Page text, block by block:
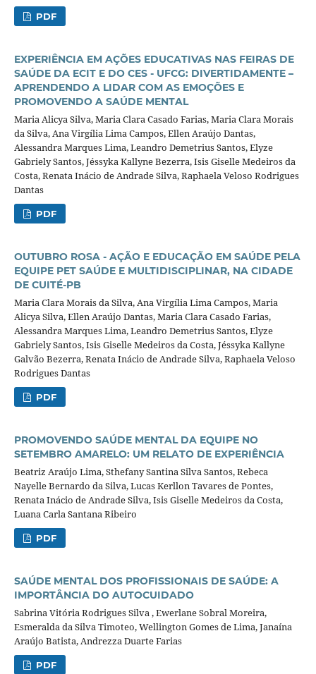
PDF
EXPERIÊNCIA EM AÇÕES EDUCATIVAS NAS FEIRAS DE
SAÚDE DA ECIT E DO CES - UFCG: DIVERTIDAMENTE –
APRENDENDO A LIDAR COM AS EMOÇÕES E
PROMOVENDO A SAÚDE MENTAL
Maria Alicya Silva, Maria Clara Casado Farias, Maria Clara Morais
da Silva, Ana Virgília Lima Campos, Ellen Araújo Dantas,
Alessandra Marques Lima, Leandro Demetrius Santos, Elyze
Gabriely Santos, Jéssyka Kallyne Bezerra, Isis Giselle Medeiros da
Costa, Renata Inácio de Andrade Silva, Raphaela Veloso Rodrigues
Dantas
PDF
OUTUBRO ROSA - AÇÃO E EDUCAÇÃO EM SAÚDE PELA
EQUIPE PET SAÚDE E MULTIDISCIPLINAR, NA CIDADE
DE CUITÉ-PB
Maria Clara Morais da Silva, Ana Virgília Lima Campos, Maria
Alicya Silva, Ellen Araújo Dantas, Maria Clara Casado Farias,
Alessandra Marques Lima, Leandro Demetrius Santos, Elyze
Gabriely Santos, Isis Giselle Medeiros da Costa, Jéssyka Kallyne
Galvão Bezerra, Renata Inácio de Andrade Silva, Raphaela Veloso
Rodrigues Dantas
PDF
PROMOVENDO SAÚDE MENTAL DA EQUIPE NO
SETEMBRO AMARELO: UM RELATO DE EXPERIÊNCIA
Beatriz Araújo Lima, Sthefany Santina Silva Santos, Rebeca
Nayelle Bernardo da Silva, Lucas Kerllon Tavares de Pontes,
Renata Inácio de Andrade Silva, Isis Giselle Medeiros da Costa,
Luana Carla Santana Ribeiro
PDF
SAÚDE MENTAL DOS PROFISSIONAIS DE SAÚDE: A
IMPORTÂNCIA DO AUTOCUIDADO
Sabrina Vitória Rodrigues Silva , Ewerlane Sobral Moreira,
Esmeralda da Silva Timoteo, Wellington Gomes de Lima, Janaína
Araújo Batista, Andrezza Duarte Farias
PDF